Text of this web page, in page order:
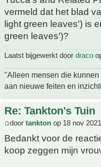
vermeld dat het blad
light green leaves') is
green leaves')?
Laatst bijgewerkt door draco
"Alleen mensen die
aan nieuwe feiten en
Re: Tankton's Tuin
door tankton op 18 nov
Bedankt voor de
koop zeggen mijn